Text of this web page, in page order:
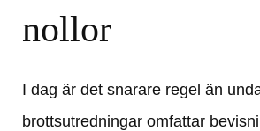
nollor
I dag är det snarare regel än
brottsutredningar omfattar